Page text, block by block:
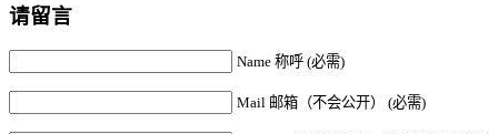
请留言
Name 称呼 (必需)
Mail 邮箱（不会公开） (必需)